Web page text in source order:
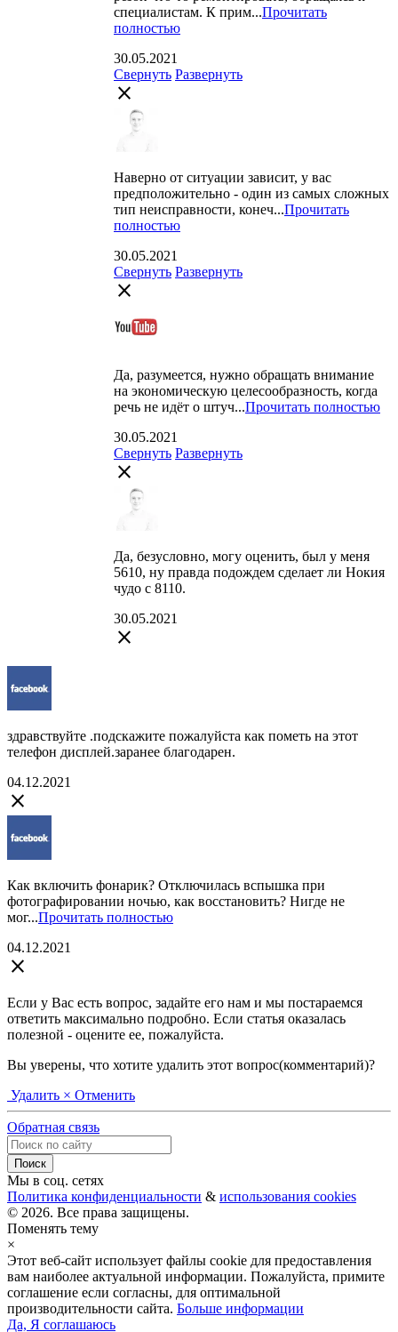
специалистам. К прим...Прочитать
полностью
30.05.2021
Свернуть Развернуть
close
Наверно от ситуации зависит, у вас
предположительно - один из самых сложных
тип неисправности, конеч...Прочитать
полностью
30.05.2021
Свернуть Развернуть
close
Да, разумеется, нужно обращать внимание
на экономическую целесообразность, когда
речь не идёт о штуч...Прочитать полностью
30.05.2021
Свернуть Развернуть
close
Да, безусловно, могу оценить, был у меня
5610, ну правда подождем сделает ли Нокия
чудо с 8110.
30.05.2021
close
здравствуйте .подскажите пожалуйста как пометь на этот
телефон дисплей.заранее благодарен.
04.12.2021
close
Как включить фонарик? Отключилась вспышка при
фотографировании ночью, как восстановить? Нигде не
мог...Прочитать полностью
04.12.2021
close
Если у Вас есть вопрос, задайте его нам и мы постараемся
ответить максимально подробно. Если статья оказалась
полезной - оцените ее, пожалуйста.
Вы уверены, что хотите удалить этот вопрос(комментарий)?
Удалить × Отменить
Обратная связь
Мы в соц. сетях
Политика конфиденциальности & использования cookies
© 2026. Все права защищены.
Поменять тему
×
Этот веб-сайт использует файлы cookie для предоставления
вам наиболее актуальной информации. Пожалуйста, примите
соглашение если согласны, для оптимальной
производительности сайта. Больше информации
Да, Я соглашаюсь